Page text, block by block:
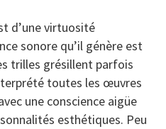
d’une virtuosité
sonore qu’il génère est
trilles grésillent parfois
toutes les œuvres
une conscience aigüe
esthétiques. Peu